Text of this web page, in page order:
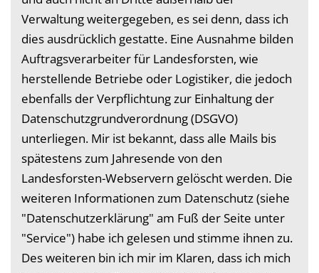
Verwaltung weitergegeben, es sei denn, dass ich
dies ausdrücklich gestatte. Eine Ausnahme bilden
Auftragsverarbeiter für Landesforsten, wie
herstellende Betriebe oder Logistiker, die jedoch
ebenfalls der Verpflichtung zur Einhaltung der
Datenschutzgrundverordnung (DSGVO)
unterliegen. Mir ist bekannt, dass alle Mails bis
spätestens zum Jahresende von den
Landesforsten-Webservern gelöscht werden. Die
weiteren Informationen zum Datenschutz (siehe
"Datenschutzerklärung" am Fuß der Seite unter
"Service") habe ich gelesen und stimme ihnen zu.
Des weiteren bin ich mir im Klaren, dass ich mich